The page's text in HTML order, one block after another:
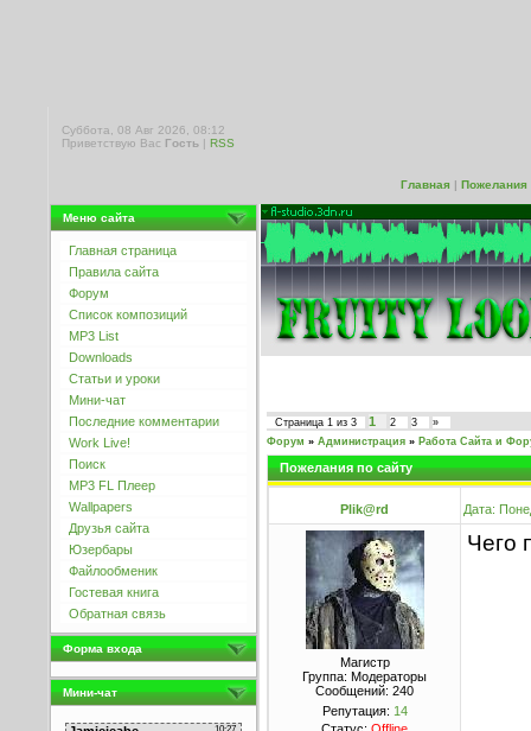
Суббота, 08 Авг 2026, 08:12
Приветствую Вас Гость | RSS
Главная | Пожелания
Меню сайта
Главная страница
Правила сайта
Форум
Список композиций
MP3 List
Downloads
Статьи и уроки
Мини-чат
Последние комментарии
Work Live!
Поиск
MP3 FL Плеер
Wallpapers
Друзья сайта
Юзербары
Файлообменик
Гостевая книга
Обратная связь
Форма входа
Мини-чат
Страница 1 из 3 1 2 3
»
Форум » Администрация » Работа Сайта и
Пожелания по сайту
Plik@rd Дата:
Магистр
Группа: Модераторы
Сообщений: 240
Репутация: 14
Чего